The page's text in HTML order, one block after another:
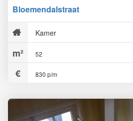
Bloemendalstraat
Kamer
52
830 p/m